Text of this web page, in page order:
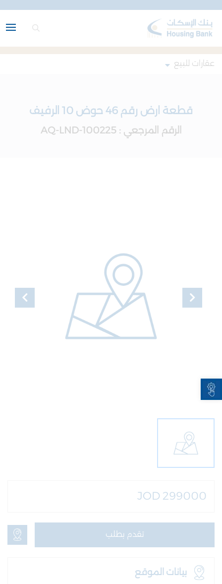
Open toolbar
عقارات للبيع
قطعة ارض رقم 46 حوض 10 الرفيف
الرقم المرجعي : AQ-LND-100225
JOD 299000
تقدم بطلب
بيانات الموقع